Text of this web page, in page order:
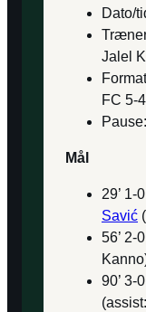
Dato/
Jalel
FC 5-
Mål
29’ 1-
Savić
56’ 2-
90’ 3-